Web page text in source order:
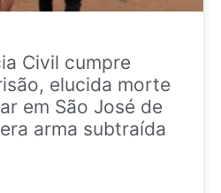
Civil cumpre
elucida morte
em São José de
arma subtraída